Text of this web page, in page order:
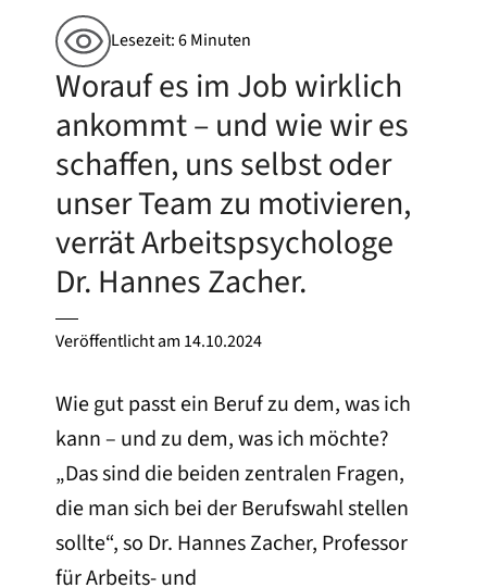
Lesezeit: 6 Minuten
Worauf es im Job wirklich
ankommt – und wie wir es
schaffen, uns selbst oder
unser Team zu motivieren,
verrät Arbeitspsychologe
Dr. Hannes Zacher.
Veröffentlicht am 14.10.2024
Wie gut passt ein Beruf zu dem, was ich
kann – und zu dem, was ich möchte?
„Das sind die beiden zentralen Fragen,
die man sich bei der Berufswahl stellen
sollte“, so Dr. Hannes Zacher, Professor
für Arbeits- und